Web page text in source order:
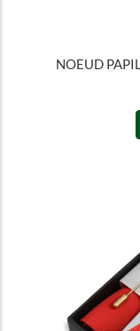
NOEUD